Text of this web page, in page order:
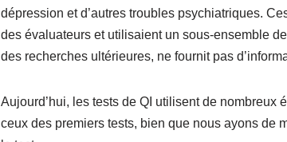
dépression et d’autres troubles psychiatriques.
des évaluateurs et utilisaient un sous-ensemble
des recherches ultérieures, ne fournit pas
Aujourd’hui, les tests de QI utilisent de
ceux des premiers tests, bien que nous ayons de